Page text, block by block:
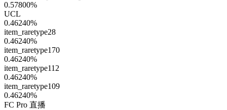
0.57800%
UCL
0.46240%
item_raretype28
0.46240%
item_raretype170
0.46240%
item_raretype112
0.46240%
item_raretype109
0.46240%
FC Pro 直播